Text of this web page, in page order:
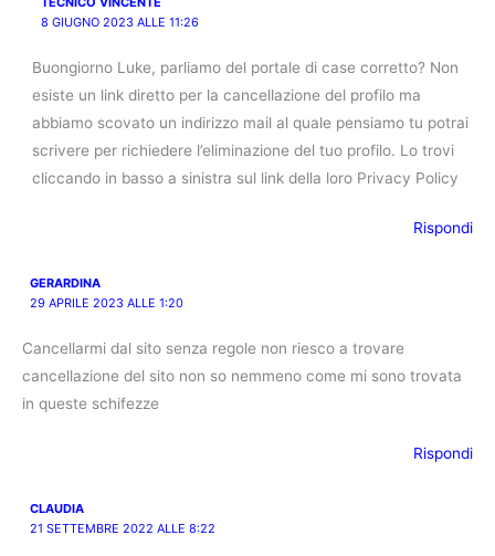
8 GIUGNO 2023 ALLE 11:26
Buongiorno Luke, parliamo del portale di case corretto? Non
esiste un link diretto per la cancellazione del profilo ma
abbiamo scovato un indirizzo mail al quale pensiamo tu potrai
scrivere per richiedere l’eliminazione del tuo profilo. Lo trovi
cliccando in basso a sinistra sul link della loro Privacy Policy
Rispondi
GERARDINA
29 APRILE 2023 ALLE 1:20
Cancellarmi dal sito senza regole non riesco a trovare
cancellazione del sito non so nemmeno come mi sono trovata
in queste schifezze
Rispondi
CLAUDIA
21 SETTEMBRE 2022 ALLE 8:22